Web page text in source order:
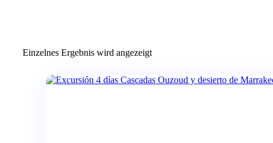
Einzelnes Ergebnis wird angezeigt